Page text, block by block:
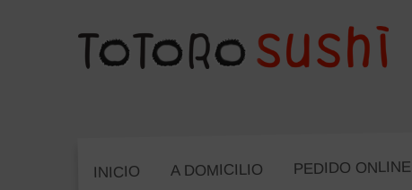
INICIO A DOMICILIO PEDIDO ONLINE